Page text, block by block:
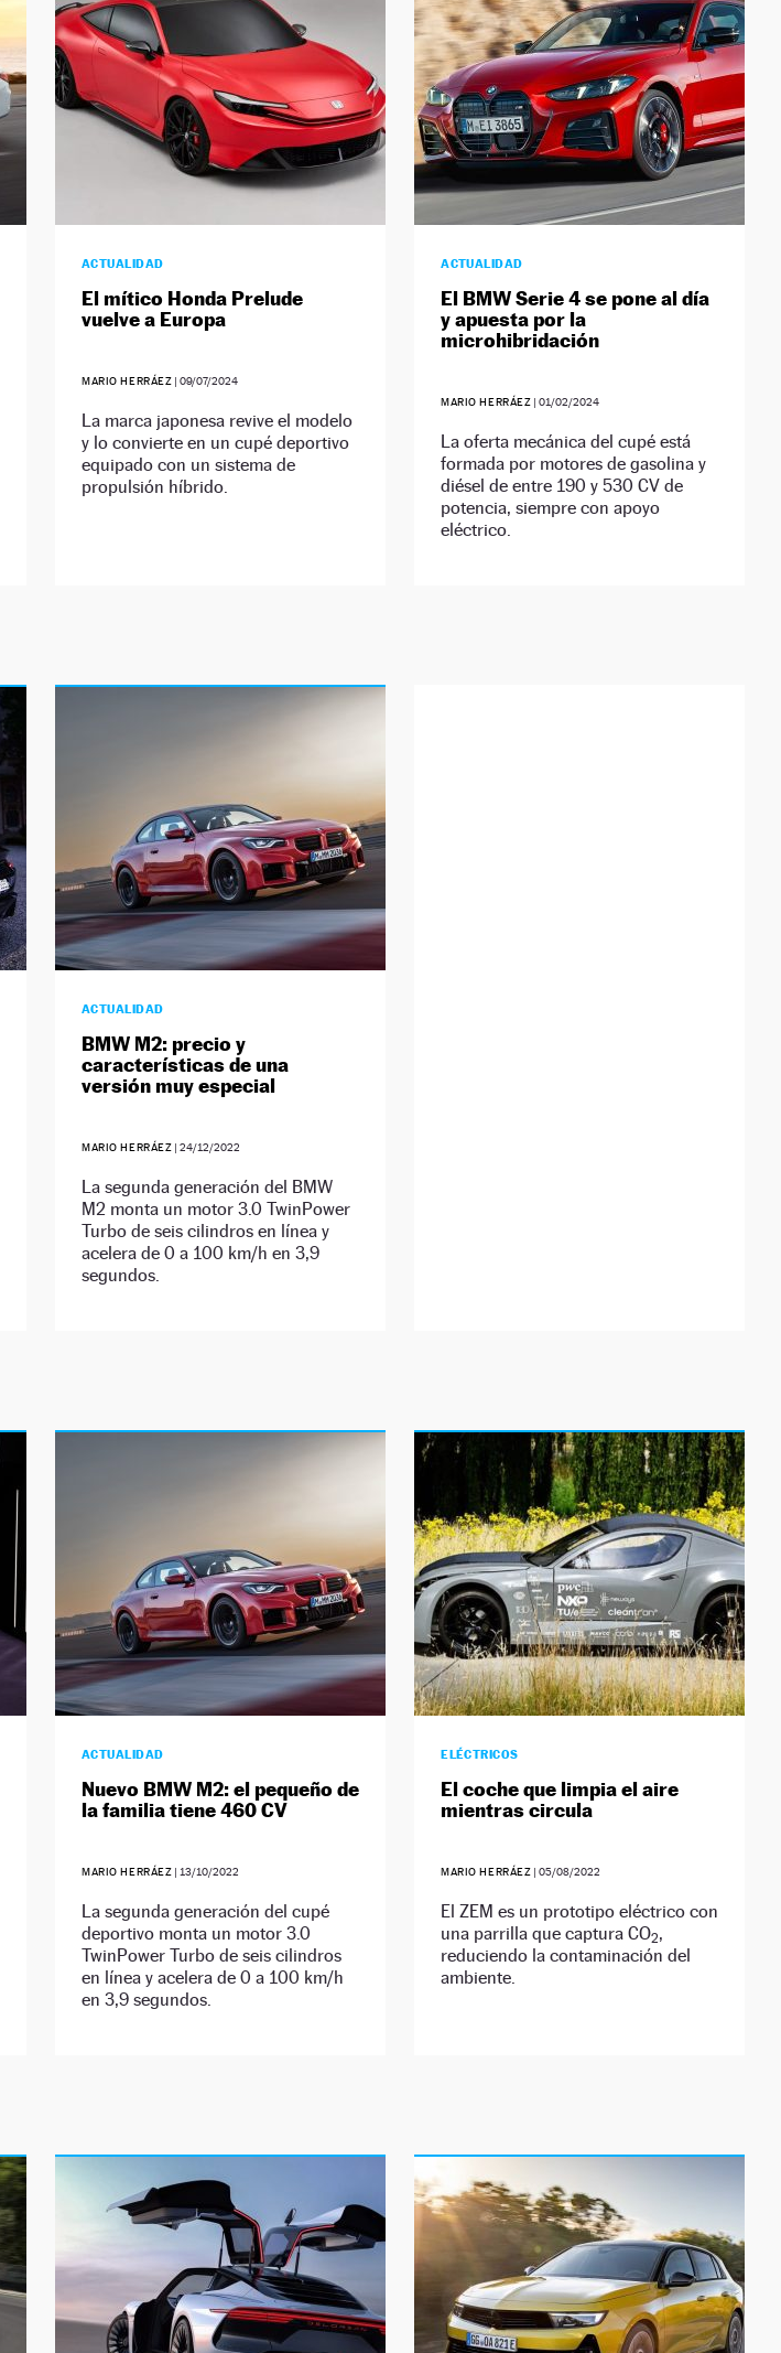
ACTUALIDAD
El mítico Honda Prelude
vuelve a Europa
MARIO HERRÁEZ |09/07/2024
La marca japonesa revive el modelo
y lo convierte en un cupé deportivo
equipado con un sistema de
propulsión híbrido.
ACTUALIDAD
El BMW Serie 4 se pone al día
y apuesta por la
microhibridación
MARIO HERRÁEZ |01/02/2024
La oferta mecánica del cupé está
formada por motores de gasolina y
diésel de entre 190 y 530 CV de
potencia, siempre con apoyo
eléctrico.
ACTUALIDAD
BMW M2: precio y
características de una
versión muy especial
MARIO HERRÁEZ |24/12/2022
La segunda generación del BMW
M2 monta un motor 3.0 TwinPower
Turbo de seis cilindros en línea y
acelera de 0 a 100 km/h en 3,9
segundos.
ACTUALIDAD
Nuevo BMW M2: el pequeño de
la familia tiene 460 CV
MARIO HERRÁEZ | 13/10/2022
La segunda generación del cupé
deportivo monta un motor 3.0
TwinPower Turbo de seis cilindros
en línea y acelera de 0 a 100 km/h
en 3,9 segundos.
ELÉCTRICOS
El coche que limpia el aire
mientras circula
MARIO HERRÁEZ |05/08/2022
El ZEM es un prototipo eléctrico con
una parrilla que captura CO2,
reduciendo la contaminación del
ambiente.